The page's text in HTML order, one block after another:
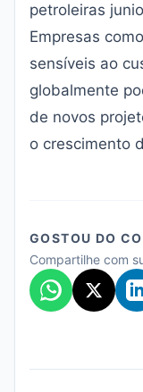
petroleiras
Empresas
sensíveis ao
globalmente
de novos
o crescimento
GOSTOU DO
Compartilhe com